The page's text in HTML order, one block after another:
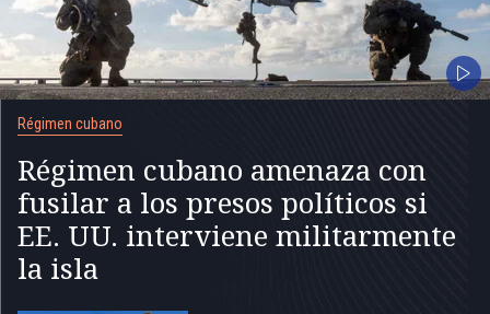
Régimen cubano
Régimen cubano amenaza con
fusilar a los presos políticos si
EE. UU. interviene militarmente
la isla